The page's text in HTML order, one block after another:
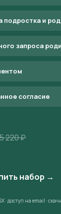
подростка и
запроса
согласие
220 ₽
набор →
· доступ на email ·